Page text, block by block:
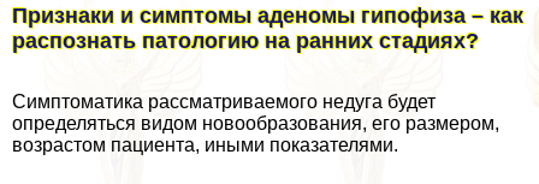
Признаки и симптомы аденомы гипофиза – как
распознать патологию на ранних стадиях?
Симптоматика рассматриваемого недуга будет
определяться видом новообразования, его размером,
возрастом пациента, иными показателями.